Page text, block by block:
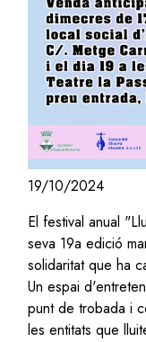
19/10/2024
El festival anual
seva 19a edició
solidaritat que ha
Un espai
punt de trobada i
les entitats que